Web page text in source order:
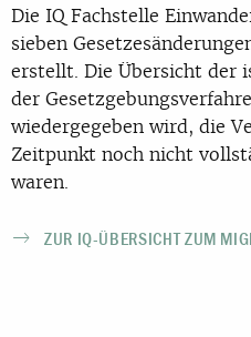
Die IQ Fachstelle
sieben
erstellt. Die Übersicht der
der
wiedergegeben wird, die
Zeitpunkt noch nicht
waren.
ZUR IQ-ÜBERSICHT ZUM